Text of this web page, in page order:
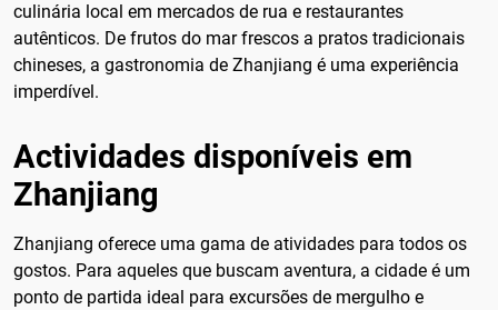
culinária local em mercados de rua e restaurantes
autênticos. De frutos do mar frescos a pratos tradicionais
chineses, a gastronomia de Zhanjiang é uma experiência
imperdível.
Actividades disponíveis em
Zhanjiang
Zhanjiang oferece uma gama de atividades para todos os
gostos. Para aqueles que buscam aventura, a cidade é um
ponto de partida ideal para excursões de mergulho e